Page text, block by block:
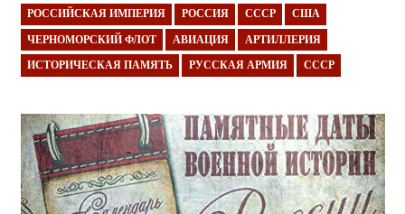
РОССИЙСКАЯ ИМПЕРИЯ РОССИЯ СССР США
ЧЕРНОМОРСКИЙ ФЛОТ АВИАЦИЯ АРТИЛЛЕРИЯ
ИСТОРИЧЕСКАЯ ПАМЯТЬ РУССКАЯ АРМИЯ СССР